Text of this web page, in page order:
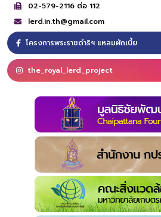
02-579-2116 ต่อ 112
lerd.in.th@gmail.com
โครงการพระราชดำริฯ แหลมผักเบี้ย
the_royal_lerd_project